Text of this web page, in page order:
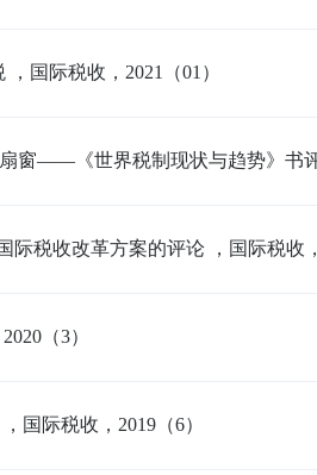
国际税收，2021（01）
窗——《世界税制现状与趋势》书评
际税收改革方案的评论 ，国际税收，
（3）
国际税收，2019（6）